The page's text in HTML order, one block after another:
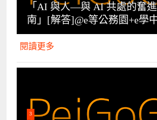
「AI 與人—與 AI 共處的奮
南」[解答]@e等公務園+e學
閱讀更多
3